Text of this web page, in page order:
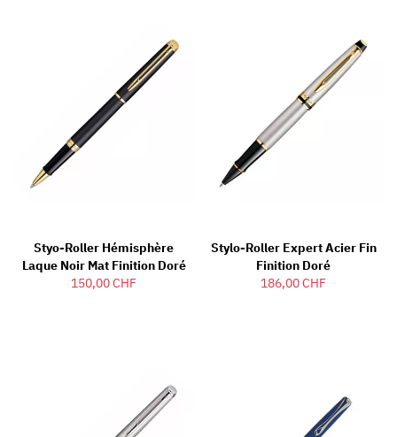
Styo-Roller Hémisphère
Laque Noir Mat Finition Doré
150,00 CHF
Stylo-Roller Expert Acier Fin
Finition Doré
186,00 CHF